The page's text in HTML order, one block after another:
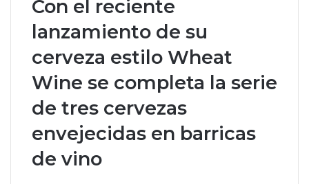
Con el reciente
lanzamiento de su
cerveza estilo Wheat
Wine se completa la serie
de tres cervezas
envejecidas en barricas
de vino